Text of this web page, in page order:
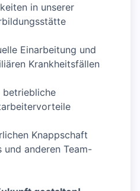
in unserer
Einarbeitung und
Krankheitsfällen
betriebliche
Knappschaft
und anderen Team-